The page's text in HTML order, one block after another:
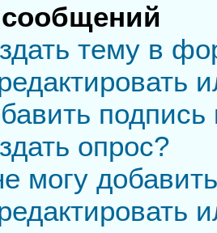
тему в
опрос?
могу